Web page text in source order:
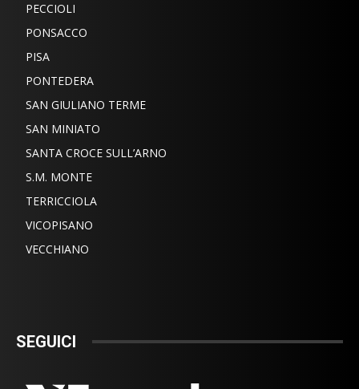
PECCIOLI
PONSACCO
PISA
PONTEDERA
SAN GIULIANO TERME
SAN MINIATO
SANTA CROCE SULL’ARNO
S.M. MONTE
TERRICCIOLA
VICOPISANO
VECCHIANO
SEGUICI